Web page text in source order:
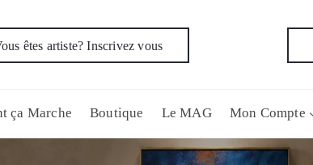
êtes artiste? Inscrivez vous
ça Marche Boutique Le MAG Mon Compte